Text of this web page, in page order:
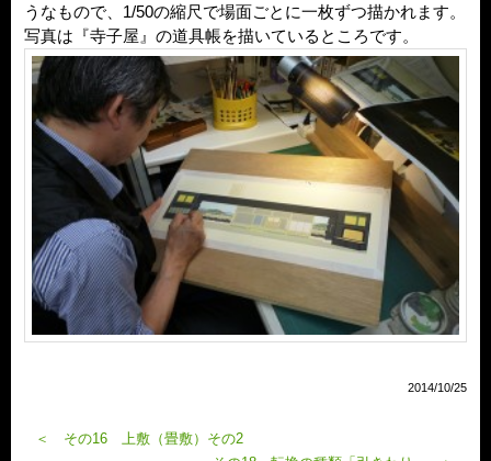
うなもので、1/50の縮尺で場面ごとに一枚ずつ描かれます。
写真は『寺子屋』の道具帳を描いているところです。
2014/10/25
＜ その16 上敷（畳敷）その2